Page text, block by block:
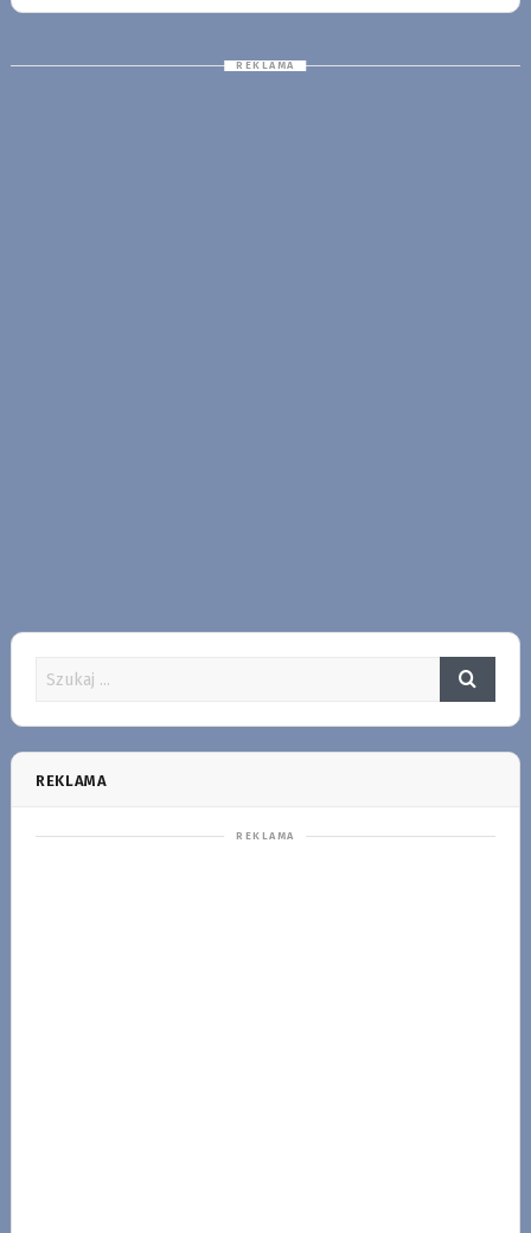
REKLAMA